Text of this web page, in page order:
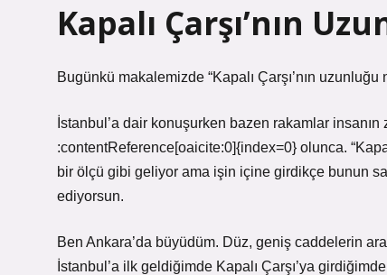
Kapalı Çarşı’nın
Bugünkü makalemizde “Kapalı Çarşı’nın
İstanbul’a dair konuşurken bazen rakamlar
:contentReference[oaicite:0]{index=0} olunca.
bir ölçü gibi geliyor ama işin içine girdikçe bunun
ediyorsun.
Ben Ankara’da büyüdüm. Düz, geniş caddelerin
İstanbul’a ilk geldiğimde Kapalı Çarşı’ya